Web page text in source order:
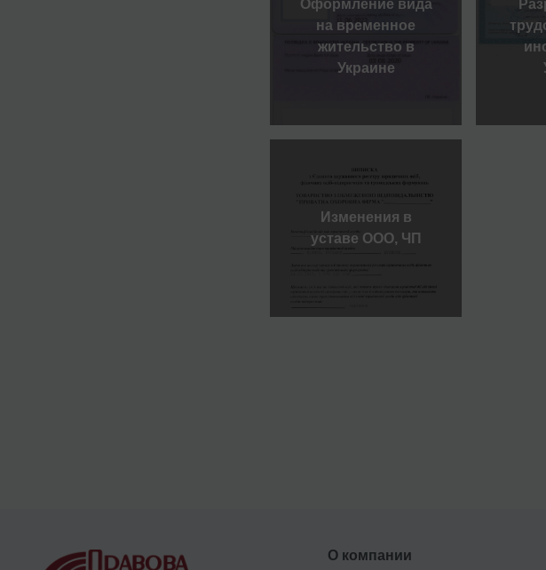
Оформление вида
на временное
жительство в
Украине
Изменения в
уставе ООО, ЧП
О компании